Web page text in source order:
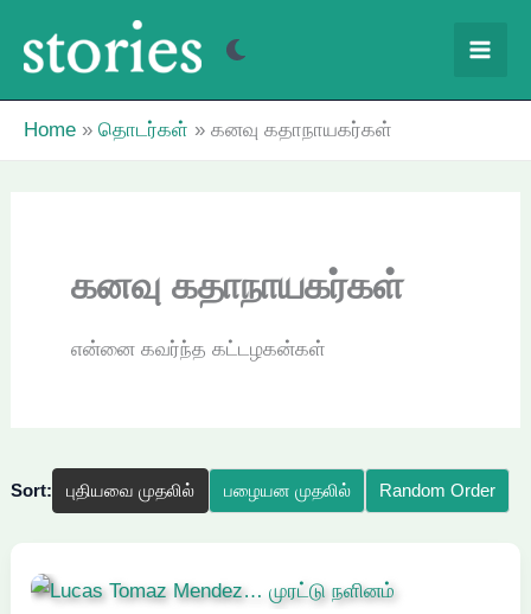
Home
தொடர்கள் கனவு கதாநாயகர்கள்
கனவு கதாநாயகர்கள்
என்னை கவர்ந்த கட்டழகன்கள்
Sort: புதியவை முதலில் பழையன முதலில் Random Order